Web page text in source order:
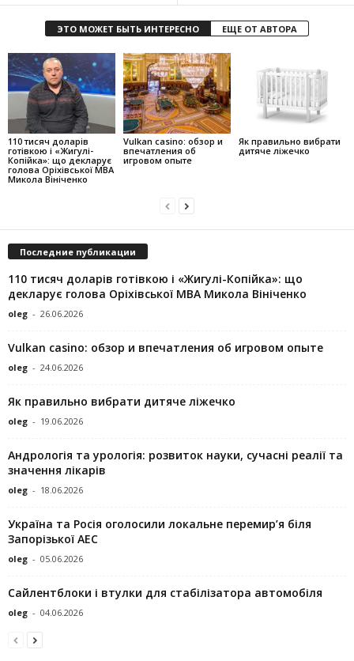
ЭТО МОЖЕТ БЫТЬ ИНТЕРЕСНО ЕЩЕ ОТ АВТОРА
110 тисяч доларів
готівкою і «Жигулі-
Копійка»: що декларує
голова Оріхівської МВА
Микола Вініченко
Vulkan casino: обзор и
впечатления об
игровом опыте
Як правильно вибрати
дитяче ліжечко
Последние публикации
110 тисяч доларів готівкою і «Жигулі-Копійка»: що
декларує голова Оріхівської МВА Микола Вініченко
oleg - 26.06.2026
Vulkan casino: обзор и впечатления об игровом опыте
oleg - 24.06.2026
Як правильно вибрати дитяче ліжечко
oleg - 19.06.2026
Андрологія та урологія: розвиток науки, сучасні реалії та
значення лікарів
oleg - 18.06.2026
Україна та Росія оголосили локальне перемир’я біля
Запорізької АЕС
oleg - 05.06.2026
Сайлентблоки і втулки для стабілізатора автомобіля
oleg - 04.06.2026